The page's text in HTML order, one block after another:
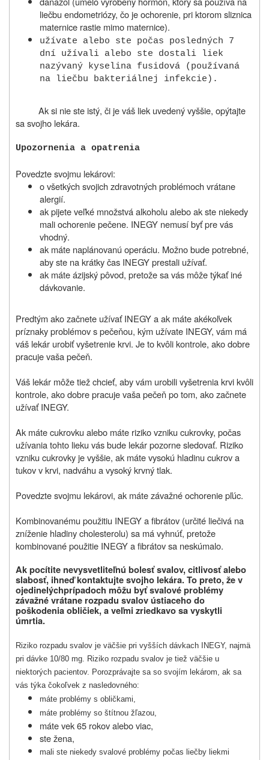
liečbu endometriózy, čo je ochorenie, pri ktorom sliznica
maternice rastie mimo maternice).
užívate alebo ste počas posledných 7
dní užívali alebo ste dostali liek
nazývaný kyselina fusidová (používaná
na liečbu bakteriálnej infekcie).
Ak si nie ste istý, či je váš liek uvedený vyššie, opýtajte
sa svojho lekára.
Upozornenia a opatrenia
Povedzte svojmu lekárovi:
o všetkých svojich zdravotných problémoch vrátane
alergií.
ak pijete veľké množstvá alkoholu alebo ak ste niekedy
mali ochorenie pečene. INEGY nemusí byť pre vás
vhodný.
ak máte naplánovanú operáciu. Možno bude potrebné,
aby ste na krátky čas INEGY prestali užívať.
ak máte ázijský pôvod, pretože sa vás môže týkať iné
dávkovanie.
Predtým ako začnete užívať INEGY a ak máte akékoľvek
príznaky problémov s pečeňou, kým užívate INEGY, vám má
váš lekár urobiť vyšetrenie krvi. Je to kvôli kontrole, ako dobre
pracuje vaša pečeň.
Váš lekár môže tiež chcieť, aby vám urobili vyšetrenia krvi kvôli
kontrole, ako dobre pracuje vaša pečeň po tom, ako začnete
užívať INEGY.
Ak máte cukrovku alebo máte riziko vzniku cukrovky, počas
užívania tohto lieku vás bude lekár pozorne sledovať. Riziko
vzniku cukrovky je vyššie, ak máte vysokú hladinu cukrov a
tukov v krvi, nadváhu a vysoký krvný tlak.
Povedzte svojmu lekárovi, ak máte závažné ochorenie pľúc.
Kombinovanému použitiu INEGY a fibrátov (určité liečivá na
zníženie hladiny cholesterolu) sa má vyhnúť, pretože
kombinované použitie INEGY a fibrátov sa neskúmalo.
Ak pocítite nevysvetliteľnú bolesť svalov, citlivosť alebo
slabosť, ihneď kontaktujte svojho lekára.To preto, že v
ojedinelýchprípadoch môžu byť svalové problémy
závažné vrátane rozpadu svalov ústiaceho do
poškodenia obličiek, a veľmi zriedkavo sa vyskytli
úmrtia.
Riziko rozpadu svalov je väčšie pri vyšších dávkach INEGY, najmä
pri dávke 10/80 mg. Riziko rozpadu svalov je tiež väčšie u
niektorých pacientov. Porozprávajte sa so svojím lekárom, ak sa
vás týka čokoľvek z nasledovného:
máte problémy s obličkami,
máte problémy so štítnou žľazou,
máte vek 65 rokov alebo viac,
ste žena,
mali ste niekedy svalové problémy počas liečby liekmi